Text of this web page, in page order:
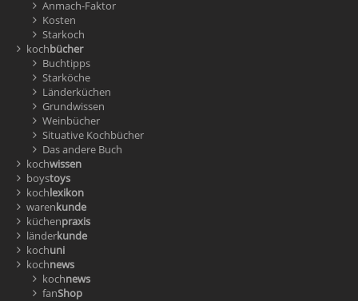
Anmach-Faktor
Kosten
Starkoch
kochbücher
Buchtipps
Starköche
Länderküchen
Grundwissen
Weinbücher
Situative Kochbücher
Das andere Buch
kochwissen
boystoys
kochlexikon
warenkunde
küchenpraxis
länderkunde
kochuni
kochnews
kochnews
fanShop